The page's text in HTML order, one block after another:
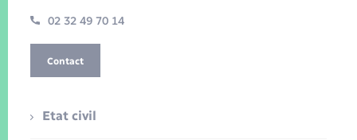
02 32 49 70 14
Contact
Etat civil